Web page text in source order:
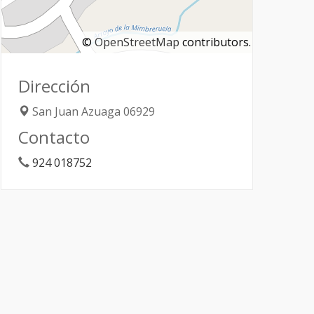
© OpenStreetMap contributors.
Dirección
San Juan Azuaga 06929
Contacto
924 018752